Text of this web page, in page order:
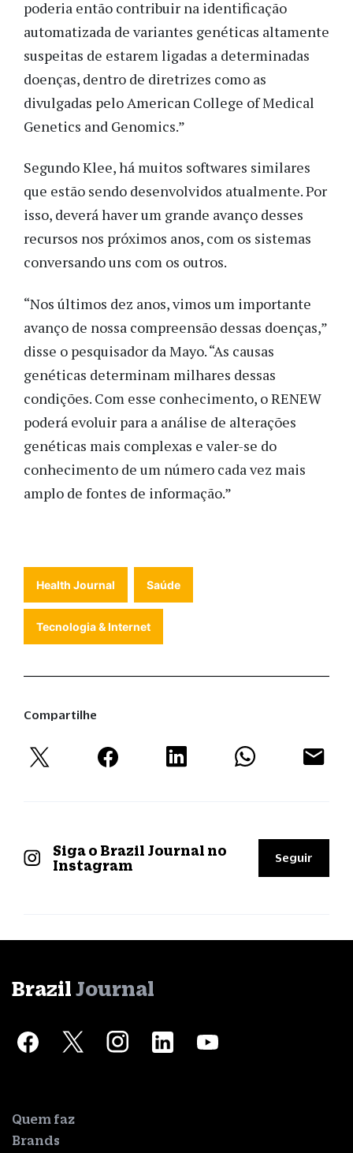
poderia então contribuir na identificação
automatizada de variantes genéticas altamente
suspeitas de estarem ligadas a determinadas
doenças, dentro de diretrizes como as
divulgadas pelo American College of Medical
Genetics and Genomics.”
Segundo Klee, há muitos softwares similares
que estão sendo desenvolvidos atualmente. Por
isso, deverá haver um grande avanço desses
recursos nos próximos anos, com os sistemas
conversando uns com os outros.
“Nos últimos dez anos, vimos um importante
avanço de nossa compreensão dessas doenças,”
disse o pesquisador da Mayo. “As causas
genéticas determinam milhares dessas
condições. Com esse conhecimento, o RENEW
poderá evoluir para a análise de alterações
genéticas mais complexas e valer-se do
conhecimento de um número cada vez mais
amplo de fontes de informação.”
Health Journal Saúde
Tecnologia & Internet
Compartilhe
Siga o Brazil Journal no
Instagram
Seguir
Brazil Journal
Quem faz
Brands